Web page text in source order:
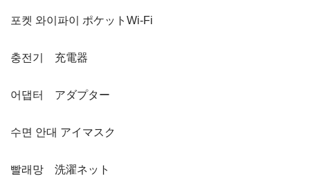
포켓 와이파이 ポケットWi-Fi
충전기 充電器
어댑터 アダプター
수면 안대 アイマスク
빨래망 洗濯ネット